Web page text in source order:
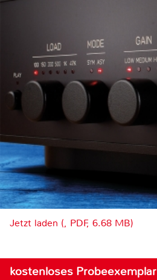
Jetzt laden (, PDF, 6.68 MB)
kostenloses Probeexemplar